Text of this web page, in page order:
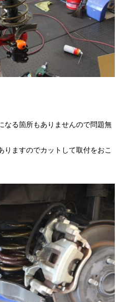
なる箇所もありませんので問題無
りますのでカットして取付をおこ